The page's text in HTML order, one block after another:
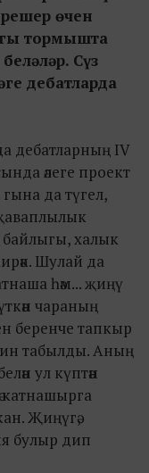
өчен
тормышта
Сүз
дебатларда
дебатларның IV
әлеге проект
да түгел,
байлыгы, халык
Шулай да
һәм... җиңү
чараның
беренче тапкыр
табылды. Аның
ул күптән
Җиңүгә,
булыр дип